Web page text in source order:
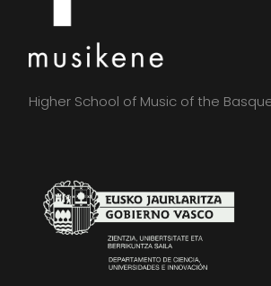
Higher School of Music of the